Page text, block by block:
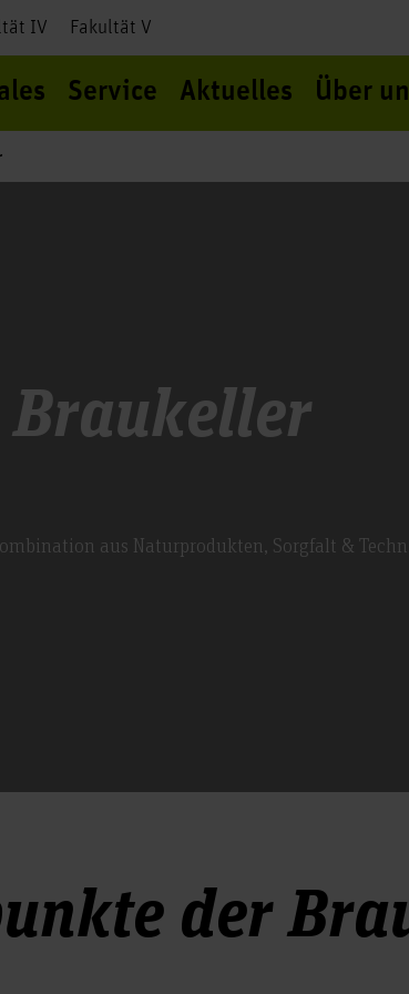
IV Fakultät V
Service Aktuelles Über
Braukeller
aus Naturprodukten, Sorgfalt &
der